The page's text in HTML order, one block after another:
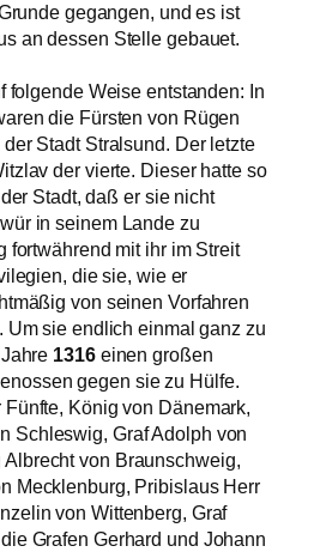
gegangen, und es ist
an dessen Stelle gebauet.
folgende Weise entstanden: In
die Fürsten von Rügen
Stadt Stralsund. Der letzte
der vierte. Dieser hatte so
Stadt, daß er sie nicht
in seinem Lande zu
fortwährend mit ihr im Streit
die sie, wie er
von seinen Vorfahren
Um sie endlich einmal ganz zu
1316einen großen
gegen sie zu Hülfe.
König von Dänemark,
Schleswig, Graf Adolph von
von Braunschweig,
Mecklenburg, Pribislaus Herr
von Wittenberg, Graf
Grafen Gerhard und Johann